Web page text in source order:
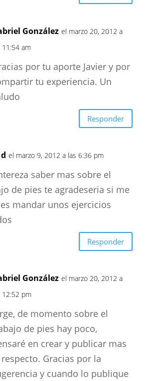
González el marzo 20, 2012 a
11:54 am
por tu aporte Javier y por
tu experiencia. Un
Responder
el marzo 9, 2012 a las 6:36 pm
saber mas sobre el
de pies te agradeseria si me
mandar unos ejercicios
Responder
González el marzo 20, 2012 a
12:52 pm
de momento sobre el
de pies hay poco,
en crear y publicar mas
Gracias por la
y cuando lo publique